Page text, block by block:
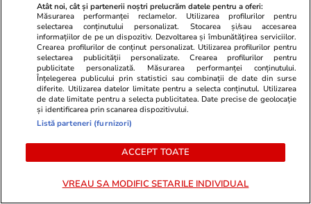
(VIDEO) Momentul flagrantului
Parchetului General în dosarul de
obținere frauduloasă a cetățeniei
române
Femeie
făcea plajă:
PROMO
Atât noi, cât și partenerii noștri prelucrăm datele pentru a oferi:
Măsurarea performanței reclamelor. Utilizarea profilurilor pentru
selectarea conținutului personalizat. Stocarea și/sau accesarea
informațiilor de pe un dispozitiv. Dezvoltarea și îmbunătățirea serviciilor.
Crearea profilurilor de conținut personalizat. Utilizarea profilurilor pentru
selectarea publicității personalizate. Crearea profilurilor pentru
publicitate personalizată. Măsurarea performanței conținutului.
Înțelegerea publicului prin statistici sau combinații de date din surse
diferite. Utilizarea datelor limitate pentru a selecta conținutul. Utilizarea
de date limitate pentru a selecta publicitatea. Date precise de geolocație
și identificarea prin scanarea dispozitivului.
Listă parteneri (furnizori)
ACCEPT TOATE
VREAU SA MODIFIC SETARILE INDIVIDUAL